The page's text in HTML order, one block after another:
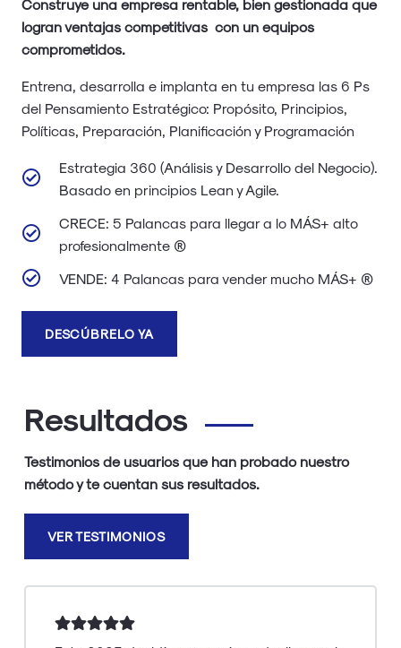
Construye una empresa rentable, bien gestionada que
logran ventajas competitivas con un equipos
comprometidos.
Entrena, desarrolla e implanta en tu empresa las 6 Ps
del Pensamiento Estratégico: Propósito, Principios,
Políticas, Preparación, Planificación y Programación
Estrategia 360 (Análisis y Desarrollo del Negocio).
Basado en principios Lean y Agile.
CRECE: 5 Palancas para llegar a lo MÁS+ alto
profesionalmente ®
VENDE: 4 Palancas para vender mucho MÁS+ ®
DESCÚBRELO YA
Resultados
Testimonios de usuarios que han probado nuestro
método y te cuentan sus resultados.
VER TESTIMONIOS